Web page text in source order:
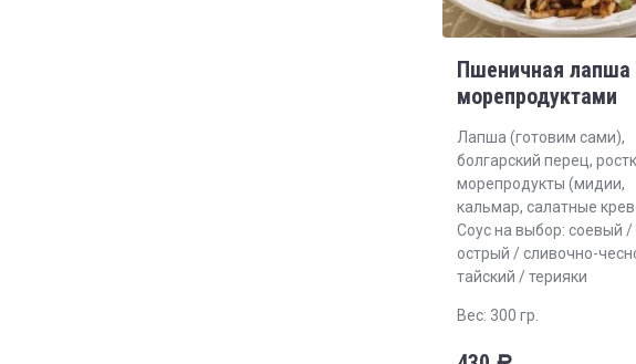
Пшеничная лапша
морепродуктами
Лапша (готовим сами),
болгарский перец,
морепродукты (мидии,
кальмар, салатные
Соус на выбор: соевый /
острый / сливочно-
тайский / терияки
Вес: 300 гр.